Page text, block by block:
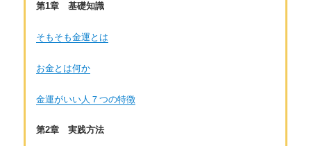
第1章 基礎知識
そもそも金運とは
お金とは何か
金運がいい人７つの特徴
第2章 実践方法